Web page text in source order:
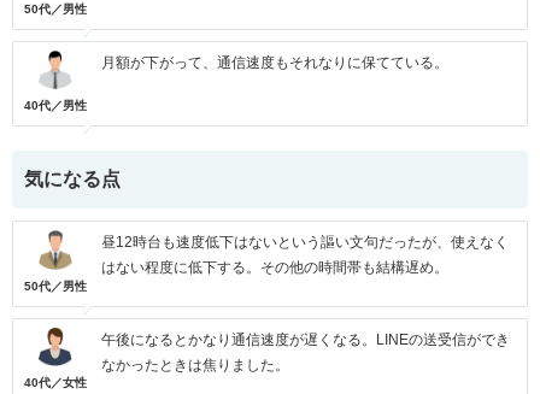
50代／男性
40代／男性
月額が下がって、通信速度もそれなりに保てている。
気になる点
50代／男性
昼12時台も速度低下はないという謳い文句だったが、使えなく
はない程度に低下する。その他の時間帯も結構遅め。
40代／女性
午後になるとかなり通信速度が遅くなる。LINEの送受信ができ
なかったときは焦りました。